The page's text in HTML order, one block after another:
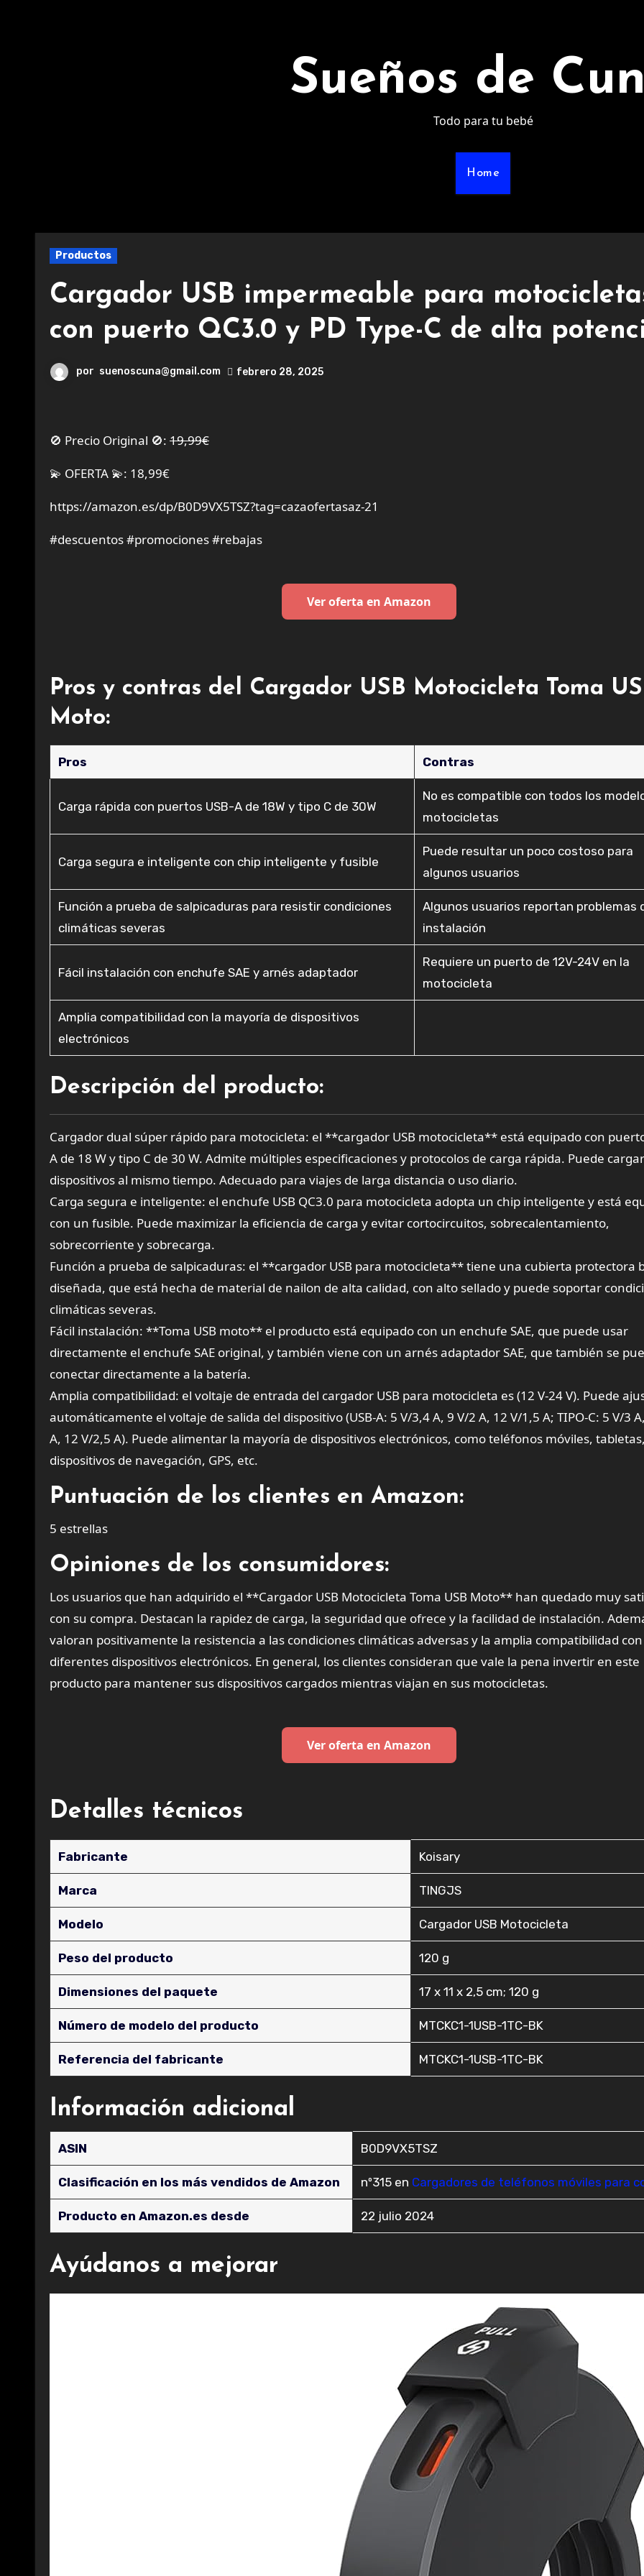
Sueños de
Todo para tu bebé
Home
Productos
Cargador USB impermeable para
con puerto QC3.0 y PD Type-C de alta
por suenoscuna@gmail.com febrero 28, 2025
🚫 Precio Original 🚫: 19,99€
💫 OFERTA 💫: 18,99€
https://amazon.es/dp/B0D9VX5TSZ?tag=cazaofertasaz-21
#descuentos #promociones #rebajas
Ver oferta en Amazon
Pros y contras del Cargador USB Motocicleta Toma
Moto:
Pros Contras
Carga rápida con puertos USB-A de 18W y tipo C de 30W
No es compatible con todos los
motocicletas
Carga segura e inteligente con chip inteligente y fusible
Puede resultar un poco costoso para
algunos usuarios
Función a prueba de salpicaduras para resistir condiciones
climáticas severas
Algunos usuarios reportan problemas
instalación
Fácil instalación con enchufe SAE y arnés adaptador
Requiere un puerto de 12V-24V en la
motocicleta
Amplia compatibilidad con la mayoría de dispositivos
electrónicos
Descripción del producto:
Cargador dual súper rápido para motocicleta: el **cargador USB motocicleta** está equipado con
A de 18 W y tipo C de 30 W. Admite múltiples especificaciones y protocolos de carga rápida. Puede
dispositivos al mismo tiempo. Adecuado para viajes de larga distancia o uso diario.
Carga segura e inteligente: el enchufe USB QC3.0 para motocicleta adopta un chip inteligente y está
con un fusible. Puede maximizar la eficiencia de carga y evitar cortocircuitos, sobrecalentamiento,
sobrecorriente y sobrecarga.
Función a prueba de salpicaduras: el **cargador USB para motocicleta** tiene una cubierta protectora
diseñada, que está hecha de material de nailon de alta calidad, con alto sellado y puede soportar
climáticas severas.
Fácil instalación: **Toma USB moto** el producto está equipado con un enchufe SAE, que puede usar
directamente el enchufe SAE original, y también viene con un arnés adaptador SAE, que también se
conectar directamente a la batería.
Amplia compatibilidad: el voltaje de entrada del cargador USB para motocicleta es (12 V-24 V). Puede
automáticamente el voltaje de salida del dispositivo (USB-A: 5 V/3,4 A, 9 V/2 A, 12 V/1,5 A; TIPO-C: 5 V/3
A, 12 V/2,5 A). Puede alimentar la mayoría de dispositivos electrónicos, como teléfonos móviles,
dispositivos de navegación, GPS, etc.
Puntuación de los clientes en Amazon:
5 estrellas
Opiniones de los consumidores:
Los usuarios que han adquirido el **Cargador USB Motocicleta Toma USB Moto** han quedado muy
con su compra. Destacan la rapidez de carga, la seguridad que ofrece y la facilidad de instalación.
valoran positivamente la resistencia a las condiciones climáticas adversas y la amplia compatibilidad con
diferentes dispositivos electrónicos. En general, los clientes consideran que vale la pena invertir en este
producto para mantener sus dispositivos cargados mientras viajan en sus motocicletas.
Ver oferta en Amazon
Detalles técnicos
Fabricante ‎Koisary
Marca ‎TINGJS
Modelo ‎Cargador USB Motocicleta
Peso del producto ‎120 g
Dimensiones del paquete ‎17 x 11 x 2,5 cm; 120 g
Número de modelo del producto ‎MTCKC1-1USB-1TC-BK
Referencia del fabricante ‎MTCKC1-1USB-1TC-BK
Información adicional
ASIN B0D9VX5TSZ
Clasificación en los más vendidos de Amazon nº315 en Cargadores de teléfonos móviles para
Producto en Amazon.es desde 22 julio 2024
Ayúdanos a mejorar